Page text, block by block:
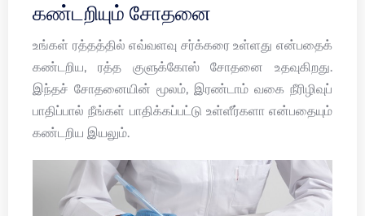
கண்டறியும் சோதனை
உங்கள் ரத்தத்தில் எவ்வளவு சர்க்கரை உள்ளது என்பதைக்
கண்டறிய, ரத்த குளுக்கோஸ் சோதனை உதவுகிறது.
இந்தச் சோதனையின் மூலம், இரண்டாம் வகை நீரிழிவுப்
பாதிப்பால் நீங்கள் பாதிக்கப்பட்டு உள்ளீர்களா என்பதையும்
கண்டறிய இயலும்.